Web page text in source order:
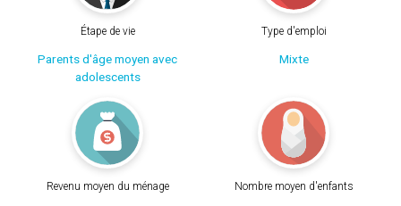
Étape de vie
Parents d'âge moyen avec
adolescents
Type d'emploi
Mixte
Revenu moyen du ménage Nombre moyen d'enfants